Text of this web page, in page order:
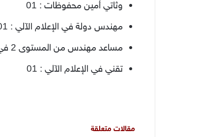
وثاتي أمين محفوظات : 01
مهندس دولة في الإعلام الآلي : 01
مساعد مهندس من المستوى 2 في الإعلام الآلي : 01
تقني في الإعلام الآلي : 01
مقالات متعلقة